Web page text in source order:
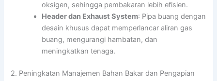
oksigen, sehingga pembakaran lebih efisien.
Header dan Exhaust System: Pipa buang dengan
desain khusus dapat memperlancar aliran gas
buang, mengurangi hambatan, dan
meningkatkan tenaga.
2. Peningkatan Manajemen Bahan Bakar dan Pengapian